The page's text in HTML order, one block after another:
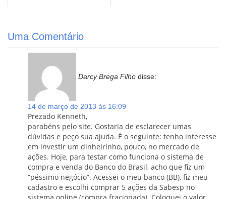
Uma Comentário
Darcy Brega Filho disse:
14 de março de 2013 às 16:09
Prezado Kenneth,
parabéns pelo site. Gostaria de esclarecer umas
dúvidas e peço sua ajuda. É o seguinte: tenho interesse
em investir um dinheirinho, pouco, no mercado de
ações. Hoje, para testar como funciona o sistema de
compra e venda do Banco do Brasil, acho que fiz um
“péssimo negócio”. Acessei o meu banco (BB), fiz meu
cadastro e escolhi comprar 5 ações da Sabesp no